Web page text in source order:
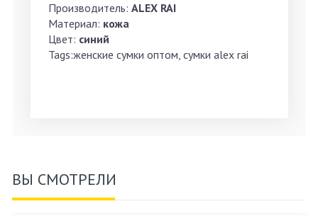
Производитель: ALEX RAI
Материал: кожа
Цвет: синий
Tags:женские сумки оптом, сумки alex rai
ВЫ СМОТРЕЛИ